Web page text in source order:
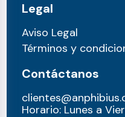
Legal
Aviso Legal
Términos y
Contáctanos
Horario: Lunes a